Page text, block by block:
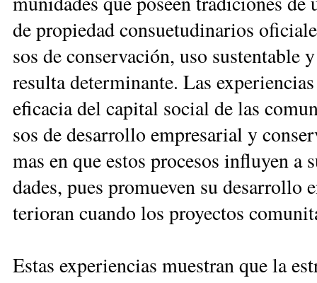
de pro­pie­dad con­sue­tu­di­na­rios
sos de con­ser­va­ción, uso sus­ten­ta­ble
re­sul­ta de­ter­mi­nan­te. Las
efi­ca­cia del ca­pi­tal so­cial de las
sos de de­sa­rro­llo em­pre­sa­rial y
mas en que es­tos pro­ce­sos in­flu­yen
da­des, pues pro­mue­ven su de­sa­rro­llo
te­rio­ran cuan­do los pro­yec­tos
Es­tas ex­pe­rien­cias mues­tran que la